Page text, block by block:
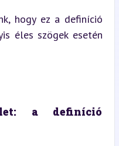
hogy ez a definíció
éles szögek esetén
a definíció